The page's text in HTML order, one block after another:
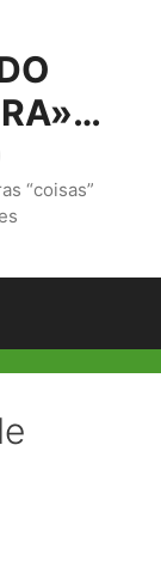
“coisas”